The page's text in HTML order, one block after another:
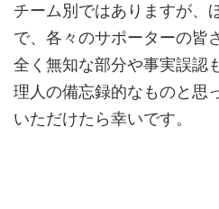
チーム別ではありますが、
で、各々のサポーターの皆
全く無知な部分や事実誤認
理人の備忘録的なものと思
いただけたら幸いです。